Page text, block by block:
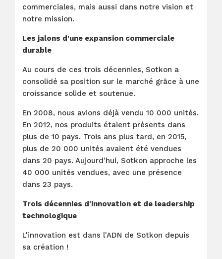
commerciales, mais aussi dans notre vision et
notre mission.
Les jalons d'une expansion commerciale
durable
Au cours de ces trois décennies, Sotkon a
consolidé sa position sur le marché grâce à une
croissance solide et soutenue.
En 2008, nous avions déjà vendu 10 000 unités.
En 2012, nos produits étaient présents dans
plus de 10 pays. Trois ans plus tard, en 2015,
plus de 20 000 unités avaient été vendues
dans 20 pays. Aujourd’hui, Sotkon approche les
40 000 unités vendues, avec une présence
dans 23 pays.
Trois décennies d'innovation et de leadership
technologique
L'innovation est dans l'ADN de Sotkon depuis
sa création !